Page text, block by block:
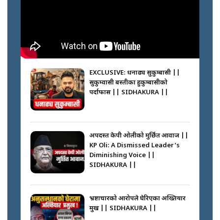
||
फेरि स्वर्गनर्कको यात्रामा ओली–प्रचण्ड ||
कस्तो छ नागढुङ्गा सुरुङमार्ग ? ||
SIDHAKURA ||
कहाँ हरायो ग्यास ? || Where Did
the Gas Go? || SIDHAKURA ||
? || SIDHAKURA ||
लगाउन जानेलाई रोकौँः रवि लामिछाने ||
SIDHAKURA ||
EXCLUSIVE: धनाढ्य सुकुम्बासी ||
सुकुम्वासी बस्तीका हुकुम्बासीको
पर्दाफास || SIDHAKURA ||
अपदस्त केपी ओलीको मुर्छित आवाज ||
KP Oli: A Dismissed Leader’s
Diminishing Voice ||
SIDHAKURA ||
भ्रष्टाचारको आरोपले घेरिएका अख्तियार
प्रमुख || SIDHAKURA ||